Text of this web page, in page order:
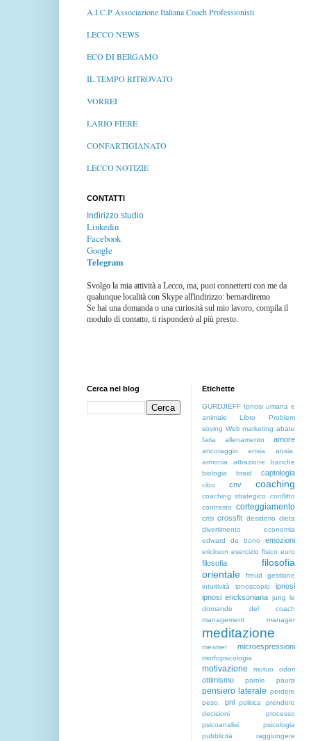
A.I.C.P Associazione Italiana Coach Professionisti
LECCO NEWS
ECO DI BERGAMO
IL TEMPO RITROVATO
VORREI
LARIO FIERE
CONFARTIGIANATO
LECCO NOTIZIE
CONTATTI
Indirizzo studio
Linkedin
Facebook
Google
Telegram
Svolgo la mia attività a Lecco, ma, puoi connetterti con me da
qualunque località con Skype all'indirizzo: bernardiremo
Se hai una domanda o una curiosità sul mio lavoro, compila il
modulo di contatto, ti risponderò al più presto.
Cerca nel blog Etichette
GURDJIEFF Ipnosi umana e
animale
Libro
Problem
soving Web marketing abate
faria
allenamento amore
ancoraggio ansia
ansia.
armonia
attrazione
banche
biologia
braid captologia
cibo cnv coaching
coaching strategico
conflitto
contrasto
corteggiamento
crisi crossfit desiderio dieta
divertimento
economia
edward de bono
emozioni
erickson esercizio fisico euro
filosofia
filosofia
orientale
freud
gestione
intuitività
ipnoscopio
ipnosi
ipnosi ericksoniana jung le
domande del coach
management
manager
meditazione
mesmer microespressioni
morfopsicologia
motivazione mutuo odori
ottimismo parole paura
pensiero laterale perdere
peso.
pnl politica
prendere
decisioni
processo
psicoanalisi
psicologia
pubblicità
raggiungere